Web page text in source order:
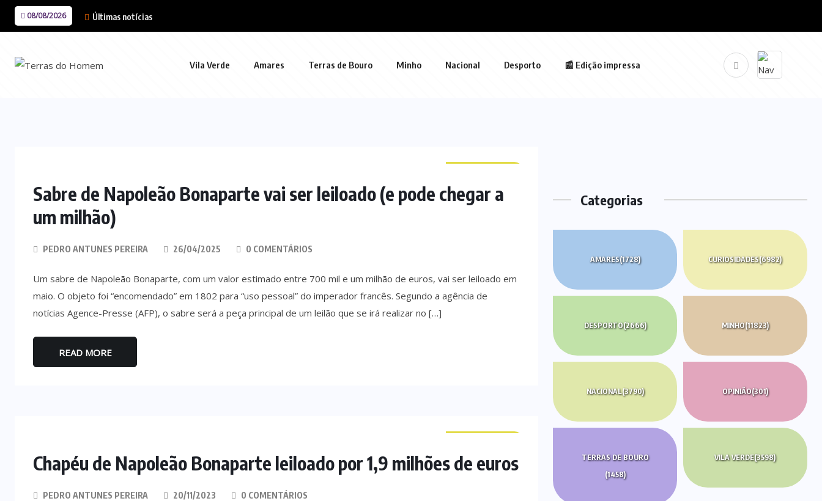
08/08/2026 Últimas notícias
Vila Verde Amares Terras de Bouro Minho Nacional Desporto 📰 Edição impressa
Sabre de Napoleão Bonaparte vai ser leiloado (e pode chegar a
um milhão)
PEDRO ANTUNES PEREIRA 26/04/2025 0 COMENTÁRIOS
Um sabre de Napoleão Bonaparte, com um valor estimado entre 700 mil e um milhão de euros, vai ser leiloado em
maio. O objeto foi “encomendado” em 1802 para “uso pessoal” do imperador francês. Segundo a agência de
notícias Agence-Presse (AFP), o sabre será a peça principal de um leilão que se irá realizar no […]
READ MORE
Chapéu de Napoleão Bonaparte leiloado por 1,9 milhões de euros
PEDRO ANTUNES PEREIRA 20/11/2023 0 COMENTÁRIOS
Categorias
AMARES(1728) CURIOSIDADES(6982)
DESPORTO(2666) MINHO(11823)
NACIONAL(3790) OPINIÃO(301)
TERRAS DE BOURO
(1458)
VILA VERDE(3598)